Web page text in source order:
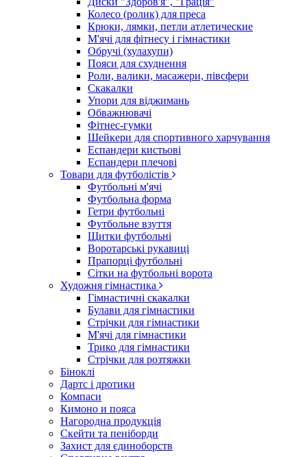
Колесо (ролик) для преса
Крюки, лямки, петли атлетические
М'ячі для фітнесу і гімнастики
Обручі (хулахупи)
Пояси для схуднення
Роли, валики, масажери, півсфери
Скакалки
Упори для віджимань
Обважнювачі
Фітнес-гумки
Шейкери для спортивного харчування
Еспандери кистьові
Еспандери плечові
Товари для футболістів
Футбольні м'ячі
Футбольна форма
Гетри футбольні
Футбольне взуття
Щитки футбольні
Воротарські рукавиці
Прапорці футбольні
Сітки на футбольні ворота
Художня гімнастика
Гімнастичні скакалки
Булави для гімнастики
Стрічки для гімнастики
М'ячі для гімнастики
Трико для гімнастики
Стрічки для розтяжки
Біноклі
Дартс і дротики
Компаси
Кимоно и пояса
Нагородна продукція
Скейти та пеніборди
Захист для єдиноборств